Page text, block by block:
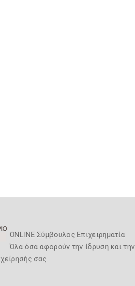
ONLINE Σύμβουλος Επιχειρηματία
Όλα όσα αφορούν την ίδρυση και την
σας.